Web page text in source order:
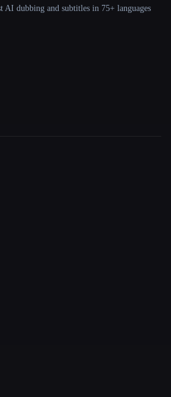
AI dubbing and subtitles in 75+ languages